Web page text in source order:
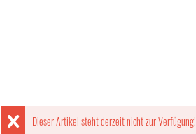
Dieser Artikel steht derzeit nicht zur Verfügung!